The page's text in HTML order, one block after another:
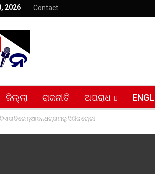
2026 Contact
ଜିଲ୍ଲା ରାଜନୀତି ଅପରାଧ
ରାତିରେ ନୂଆବନ୍ଧଗ୍ରାମରୁ ସିରିଜ ଚୋରୀ